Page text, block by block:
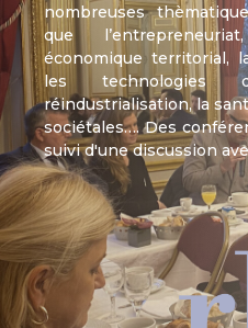
nombreuses
que
économique territorial,
les technologies
réindustrialisation, la
sociétales…. Des
suivi d'une discussion